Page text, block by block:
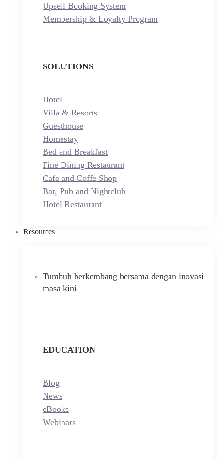
Upsell Booking System
Membership & Loyalty Program
SOLUTIONS
Hotel
Villa & Resorts
Guesthouse
Homestay
Bed and Breakfast
Fine Dining Restaurant
Cafe and Coffe Shop
Bar, Pub and Nightclub
Hotel Restaurant
Resources
Tumbuh berkembang bersama dengan inovasi
masa kini
EDUCATION
Blog
News
eBooks
Webinars